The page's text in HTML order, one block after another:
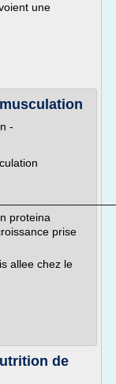
une
-
proteina
prise
allee chez le
de